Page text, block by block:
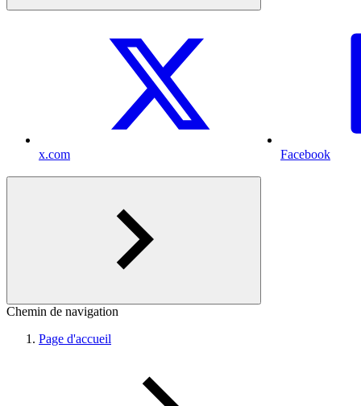
x.com Facebook
Chemin de navigation
Page d'accueil